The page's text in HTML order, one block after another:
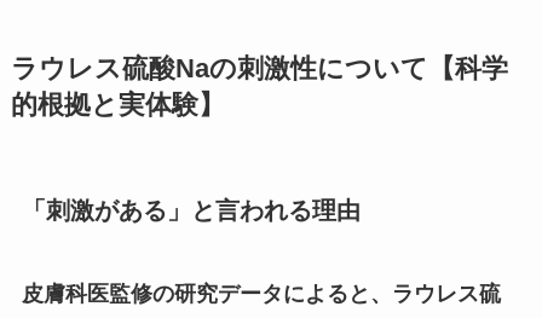
ラウレス硫酸Naの刺激性について【科学
的根拠と実体験】
「刺激がある」と言われる理由
皮膚科医監修の研究データによると、ラウレス硫